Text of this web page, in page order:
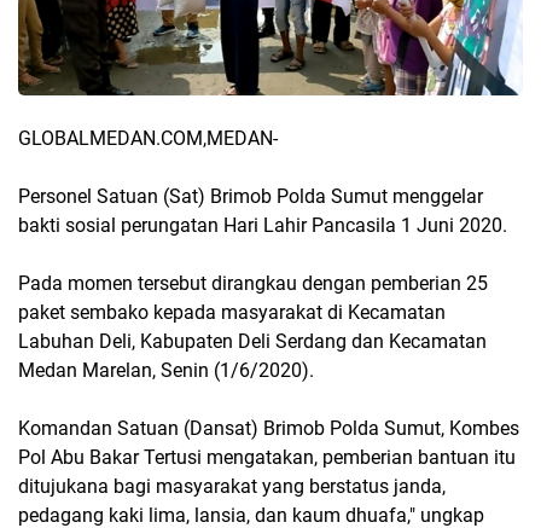
GLOBALMEDAN.COM,MEDAN-
Personel Satuan (Sat) Brimob Polda Sumut menggelar
bakti sosial perungatan Hari Lahir Pancasila 1 Juni 2020.
Pada momen tersebut dirangkau dengan pemberian 25
paket sembako kepada masyarakat di Kecamatan
Labuhan Deli, Kabupaten Deli Serdang dan Kecamatan
Medan Marelan, Senin (1/6/2020).
Komandan Satuan (Dansat) Brimob Polda Sumut, Kombes
Pol Abu Bakar Tertusi mengatakan, pemberian bantuan itu
ditujukana bagi masyarakat yang berstatus janda,
pedagang kaki lima, lansia, dan kaum dhuafa," ungkap